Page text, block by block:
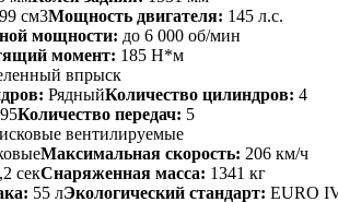
см3Мощность двигателя: 145 л.с.
мощности: до 6 000 об/мин
момент: 185 Н*м
впрыск
РядныйКоличество цилиндров: 4
Количество передач: 5
вентилируемые
Максимальная скорость: 206 км/ч
секСнаряженная масса: 1341 кг
55 лЭкологический стандарт: EURO